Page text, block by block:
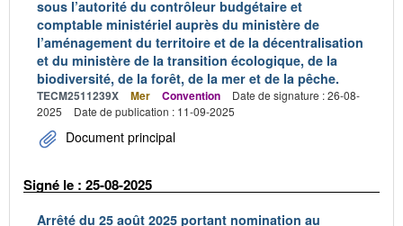
sous l’autorité du contrôleur budgétaire et
comptable ministériel auprès du ministère de
l’aménagement du territoire et de la décentralisation
et du ministère de la transition écologique, de la
biodiversité, de la forêt, de la mer et de la pêche.
TECM2511239X Mer Convention
Date de signature : 26-08-
2025
Date de publication : 11-09-2025
Document principal
Signé le : 25-08-2025
Arrêté du 25 août 2025 portant nomination au